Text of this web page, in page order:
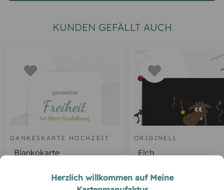
KUNDEN GEFÄLLT AUCH
DANKESKARTE HOCHZEIT
Blankokarte
ORIGINELL
Elch
Herzlich willkommen auf Meine